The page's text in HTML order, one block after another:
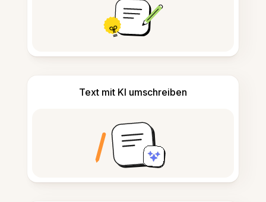
Text mit KI umschreiben